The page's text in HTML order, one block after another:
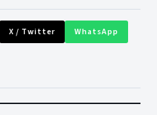
X / Twitter WhatsApp